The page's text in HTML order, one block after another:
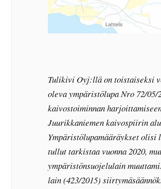
Tulikivi Oyj:llä on toistaiseksi
oleva ympäristölupa Nro 72/05/
kaivostoiminnan
Juurikkaniemen kaivospiirin
Ympäristölupamääräykset olisi
tullut tarkistaa vuonna 2020,
ympäristönsuojelulain
lain (423/2015)